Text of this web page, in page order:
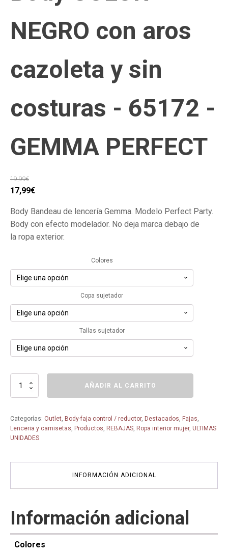
NEGRO con aros
cazoleta y sin
costuras - 65172 -
GEMMA PERFECT
19,99€
El
original
era:
19,99€.
17,99€El
actual
es:
17,99€.
Body Bandeau de lencería Gemma. Modelo Perfect Party.
Body con efecto modelador. No deja marca debajo de
la ropa exterior.
Colores
Copa sujetador
Tallas sujetador
Body
aros
cazoleta
y
-
cantidad
AÑADIR AL CARRITO
Categorías: Outlet, Body-faja control / reductor, Destacados, Fajas,
Lenceria y camisetas, Productos, REBAJAS, Ropa interior mujer, ULTIMAS
UNIDADES
INFORMACIÓN ADICIONAL
Información adicional
Colores